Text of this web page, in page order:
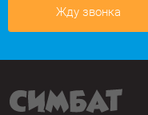
Жду звонка